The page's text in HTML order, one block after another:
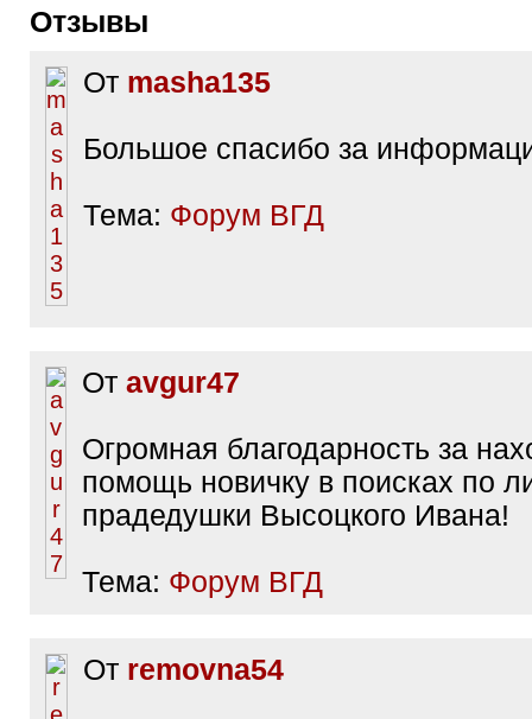
Отзывы
От masha135
Большое спасибо за
Тема: Форум ВГД
От avgur47
Огромная благодарность за
помощь новичку в поисках по
прадедушки Высоцкого Ивана!
Тема: Форум ВГД
От removna54